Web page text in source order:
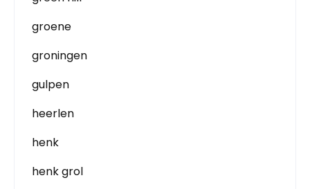
groene
groningen
gulpen
heerlen
henk
henk grol